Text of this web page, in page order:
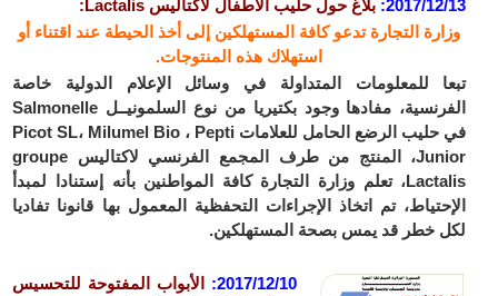
2017/12/13
: بلاغ حول حليب الأطفال لاكتاليس Lactalis:
وزارة التجارة تدعو كافة المستهلكين إلى أخذ الحيطة عند اقتناء أو
استهلاك هذه المنتوجات.
تبعا للمعلومات المتداولة في وسائل الإعلام الدولية خاصة
الفرنسية، مفادها وجود بكتيريا من نوع السلمونيــل Salmonelle
في حليب الرضع الحامل للعلامات Picot SL، Milumel Bio ، Pepti
Junior، المنتج من طرف المجمع الفرنسي لاكتاليس groupe
Lactalis، تعلم وزارة التجارة كافة المواطنين بأنه إستنادا لمبدأ
الإحتياط، تم اتخاذ الإجراءات التحفظية المعمول بها قانونا تفاديا
لكل خطر قد يمس بصحة المستهلكين.
2017/12/10:
الأبواب المفتوحة للتحسيس